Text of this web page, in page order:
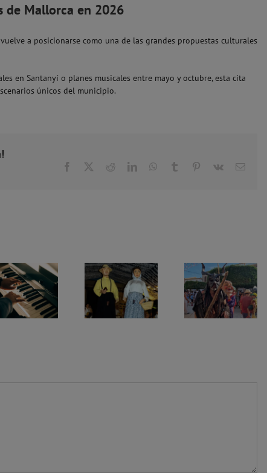
de Mallorca en 2026
vuelve a posicionarse como una de las grandes propuestas culturales
en Santanyí o planes musicales entre mayo y octubre, esta cita
únicos del municipio.
Facebook RedditLinkedInWhatsApp
Tumblr Pinterest
Vk
Correo